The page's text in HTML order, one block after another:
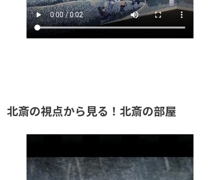
北斎の視点から見る！北斎の部屋